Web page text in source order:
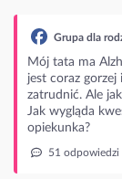
Grupa dla
Mój tata ma
jest coraz gorzej
zatrudnić. Ale
Jak wygląda
opiekunka?
51 odpowiedzi